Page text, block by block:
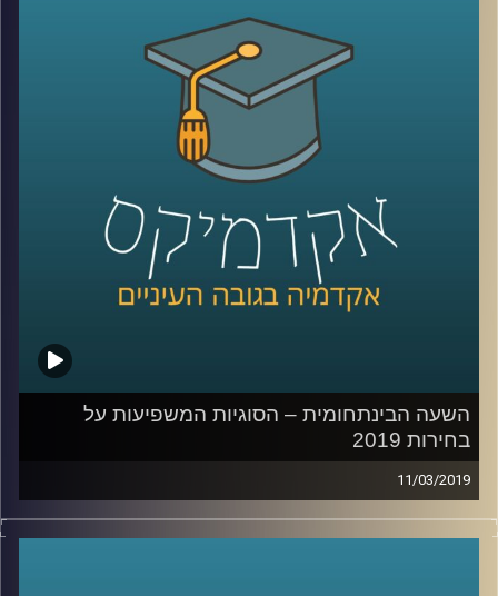
אנשים נוטים לסוג הבחירה שלהם, ואת מידת השימוש (המועט)
שמפלגות עושות בפסיכולוגים פוליטיים במסגרת תהליך
קמפיין הבחירות שלהן.
AudioVersity
השעה הבינתחומית – הסוגיות המשפיעות על
בחירות 2019
11/03/2019
כמה כוח יש לתקשורת במערכות בחירות? כיצד המפלגות
יודעות מה ציבור הבוחרים שלהן מעוניין לשמוע? האם